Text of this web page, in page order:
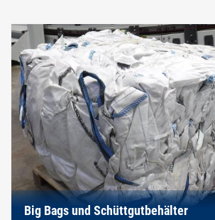
Big Bags und Schüttgutbehälter